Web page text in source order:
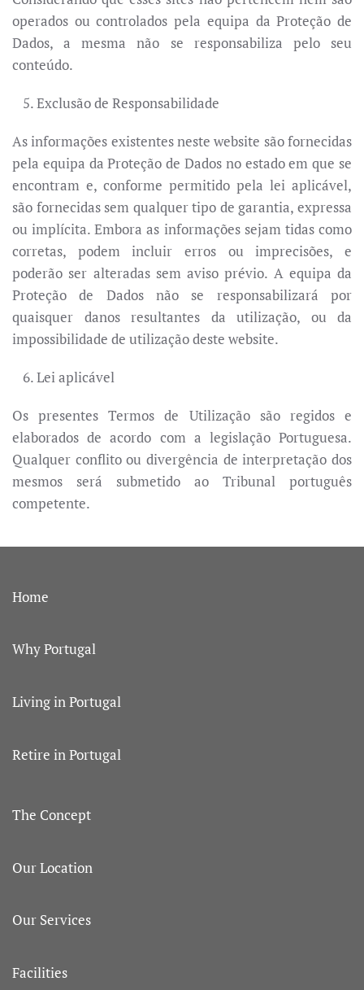
operados ou controlados pela equipa da Proteção de
Dados, a mesma não se responsabiliza pelo seu
conteúdo.
Exclusão de Responsabilidade
As informações existentes neste website são fornecidas
pela equipa da Proteção de Dados no estado em que se
encontram e, conforme permitido pela lei aplicável,
são fornecidas sem qualquer tipo de garantia, expressa
ou implícita. Embora as informações sejam tidas como
corretas, podem incluir erros ou imprecisões, e
poderão ser alteradas sem aviso prévio. A equipa da
Proteção de Dados não se responsabilizará por
quaisquer danos resultantes da utilização, ou da
impossibilidade de utilização deste website.
Lei aplicável
Os presentes Termos de Utilização são regidos e
elaborados de acordo com a legislação Portuguesa.
Qualquer conflito ou divergência de interpretação dos
mesmos será submetido ao Tribunal português
competente.
Home
Why Portugal
Living in Portugal
Retire in Portugal
The Concept
Our Location
Our Services
Facilities